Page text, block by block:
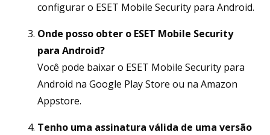
configurar o ESET Mobile Security para Android.
Onde posso obter o ESET Mobile Security
para Android?
Você pode baixar o ESET Mobile Security para
Android na Google Play Store ou na Amazon
Appstore.
Tenho uma assinatura válida de uma versão